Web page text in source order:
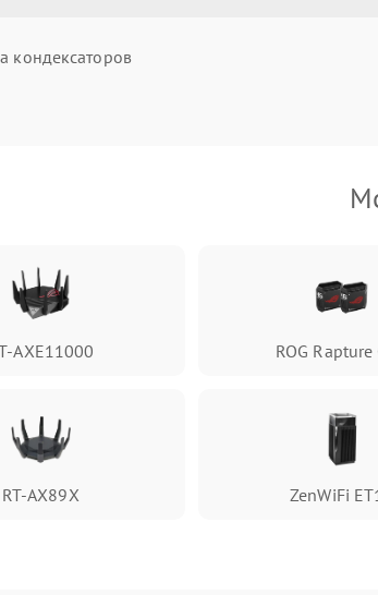
кондексаторов
AXE11000 ROG Rapture
RT-AX89X ZenWiFi